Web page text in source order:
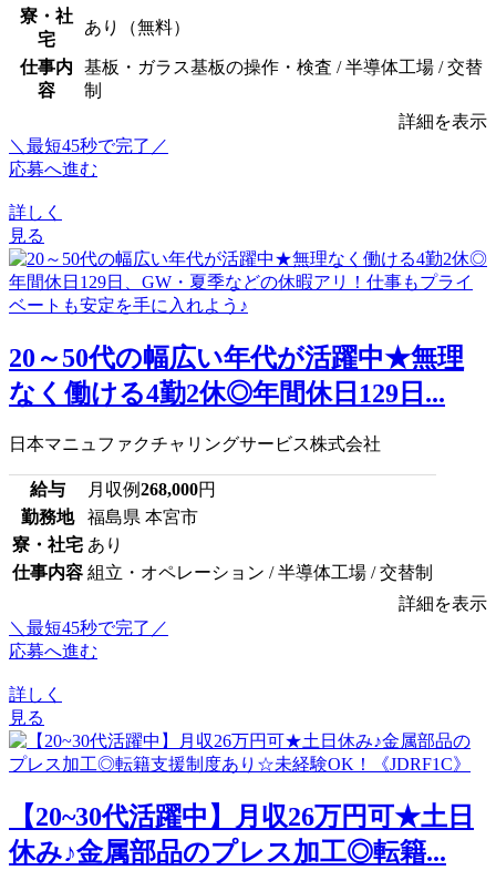
寮・社
宅
あり（無料）
仕事内
容
基板・ガラス基板の操作・検査 / 半導体工場 / 交替
制
詳細を表示
＼最短45秒で完了／
応募へ進む
詳しく
見る
20～50代の幅広い年代が活躍中★無理
なく働ける4勤2休◎年間休日129日...
日本マニュファクチャリングサービス株式会社
給与 月収例268,000円
勤務地
福島県 本宮市
寮・社宅 あり
仕事内容 組立・オペレーション / 半導体工場 / 交替制
詳細を表示
＼最短45秒で完了／
応募へ進む
詳しく
見る
【20~30代活躍中】月収26万円可★土日
休み♪金属部品のプレス加工◎転籍...